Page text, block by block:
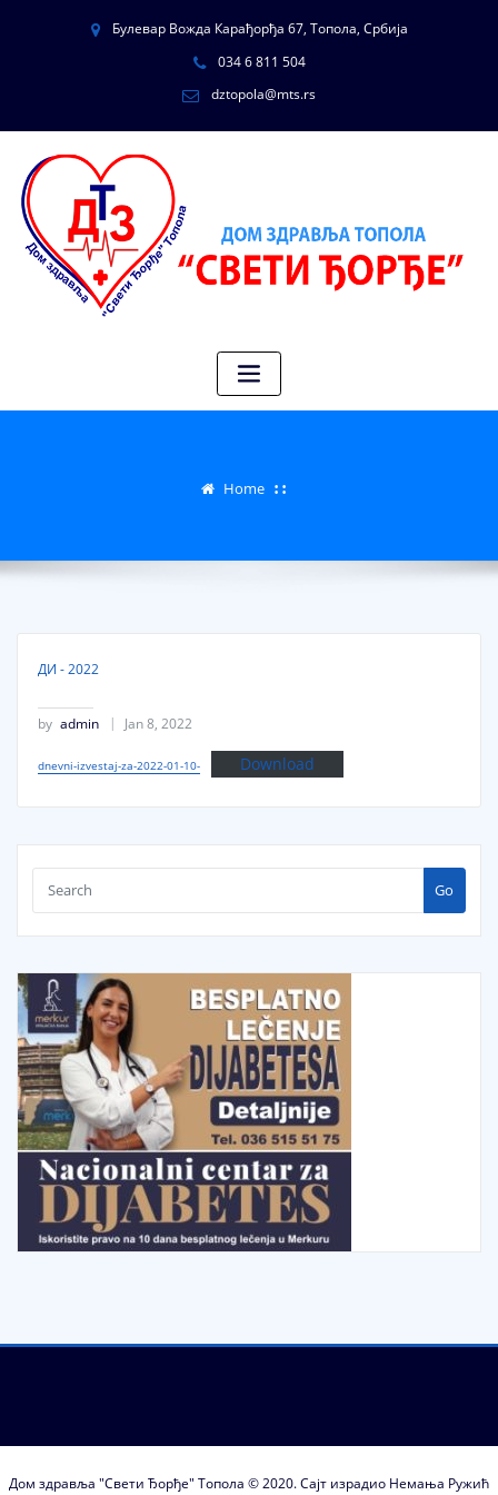
Булевар Вожда Карађорђа 67, Топола, Србија
034 6 811 504
dztopola@mts.rs
Home
ДИ - 2022
by admin Jan 8, 2022
dnevni-izvestaj-za-2022-01-10- Download
Go
Дом здравља "Свети Ђорђе" Топола © 2020. Сајт израдио Немања Ружић